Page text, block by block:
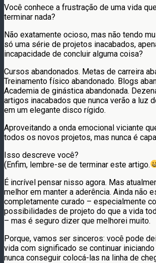
Você conhece a frustração de uma vida
terminar nada?
Não exatamente ocioso, mas não tendo
só uma série de projetos inacabados,
incapacidade de concluir alguma coisa?
Cursos abandonados. Metas de carreira
Treinamento físico abandonado. Blogs
Academia de ginástica abandonada.
artigos inacabados que nunca verão a luz
em um elegante disco rígido.
Aproveitando a onda emocional viciante
todos os novos projetos, mas nunca é
Isso descreve você?
(Enfim, lembre-se de terminar este artigo.
É incrível pensar nisso agora. Mas
melhor em manter a aderência. Ainda não
completamente curado – especialmente
possibilidades de projeto do que a vida
– mas é seguro dizer que melhorei muito.
Porque, vamos ser sinceros: você pode
vida com significado se continuar
nunca conseguir colocá-las na linha de